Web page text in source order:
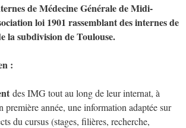
de Médecine Générale de Midi-
loi 1901 rassemblant des internes de
la subdivision de Toulouse.
:
des IMG tout au long de leur internat, à
première année, une information adaptée sur
du cursus (stages, filières, recherche,